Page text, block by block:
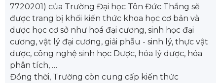
7720201) của Trường Đại học Tôn Đức Thắng sẽ
được trang bị khối kiến thức khoa học cơ bản và
dược học cơ sở như hoá đại cương, sinh học đại
cương, vật lý đại cương, giải phẫu - sinh lý, thực vật
dược, công nghệ sinh học Dược, hóa lý dược, hóa
phân tích, …
Đồng thời, Trường còn cung cấp kiến thức